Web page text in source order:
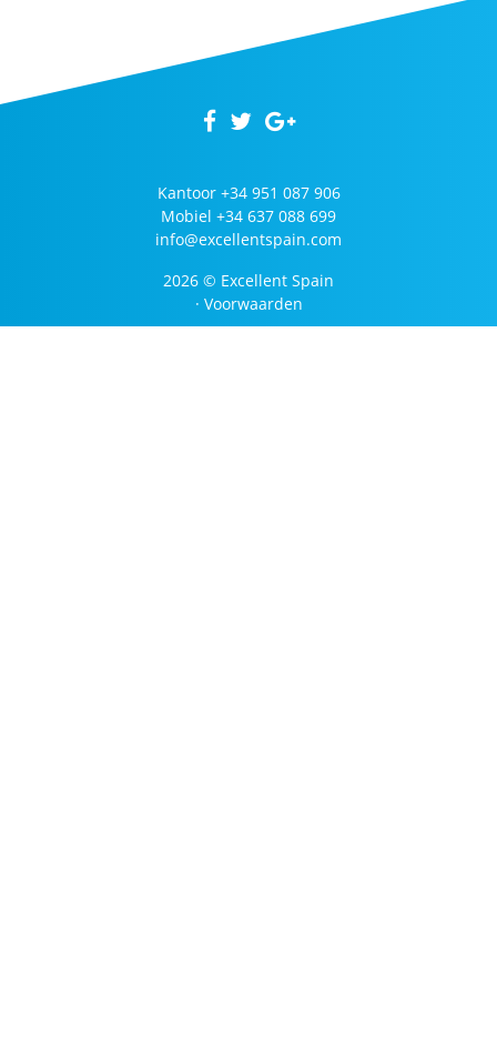
Kantoor +34 951 087 906
Mobiel +34 637 088 699
info@excellentspain.com
2026 © Excellent Spain
· Voorwaarden